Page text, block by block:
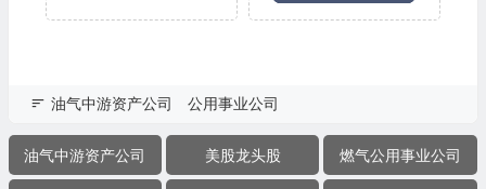
油气中游资产公司 公用事业公司
油气中游资产公司 美股龙头股 燃气公用事业公司